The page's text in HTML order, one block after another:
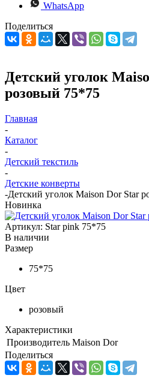
WhatsApp
Поделиться
Детский уголок
розовый 75*75
Главная
-
Каталог
-
Детский текстиль
-
Детские конверты
-Детский уголок Maison Dor Star
Новинка
Артикул: Star pink 75*75
В наличии
Размер
75*75
Цвет
розовый
Характеристики
Производитель Maison Dor
Поделиться